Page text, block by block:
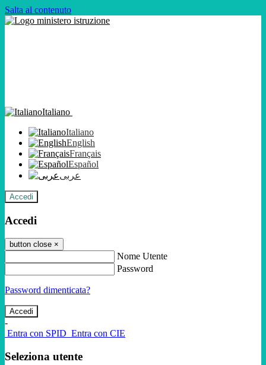
Salta al contenuto
Italiano
Italiano
English
Français
Español
عربى
Accedi
Accedi
button close ×
Nome Utente
Password
Password dimenticata?
-
Entra con SPID Entra con CIE
Seleziona utente